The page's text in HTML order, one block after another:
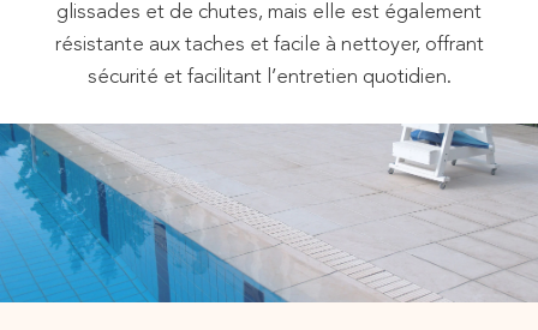
glissades et de chutes, mais elle est également
résistante aux taches et facile à nettoyer, offrant
sécurité et facilitant l’entretien quotidien.